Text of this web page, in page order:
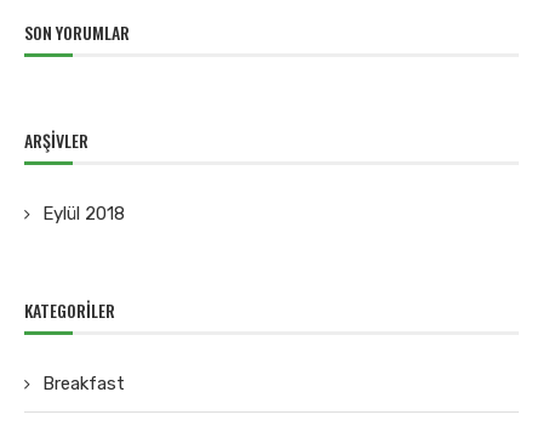
SON YORUMLAR
ARŞIVLER
Eylül 2018
KATEGORILER
Breakfast